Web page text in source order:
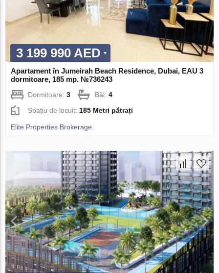
3 199 990 AED
Apartament în Jumeirah Beach Residence, Dubai, EAU 3
dormitoare, 185 mp. №736243
Dormitoare:3 Băi:4
Spațiu de locuit: 185 Metri pătrați
Elite Properties Brokerage